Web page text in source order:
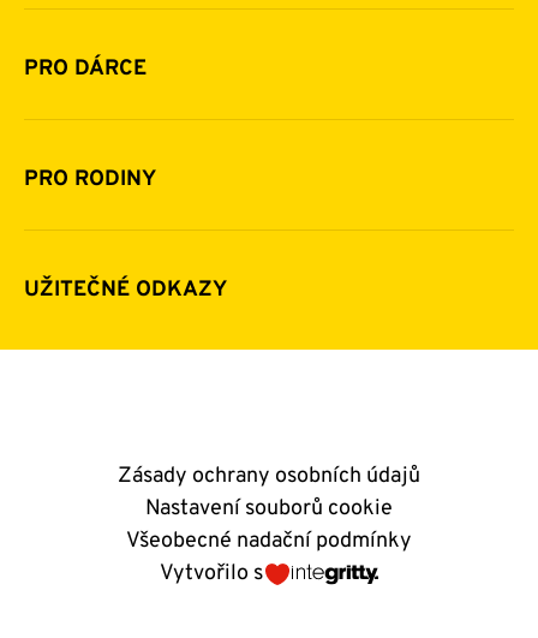
Základní informace o nadaci
Historie a zakladatelé
Financování
Pomoc v číslech
Napsali o nás
PRO DÁRCE
Jak pomáhat
Daňová uznatelnost darů
Další možnosti pomoci
Zpravodaje
PRO RODINY
Komu a jak pomáháme
Pravidla poskytování finanční pomoci
UŽITEČNÉ ODKAZY
Kontakty
Zásady ochrany osobních údajů
Nastavení souborů cookie
Všeobecné nadační podmínky
Vytvořilo s